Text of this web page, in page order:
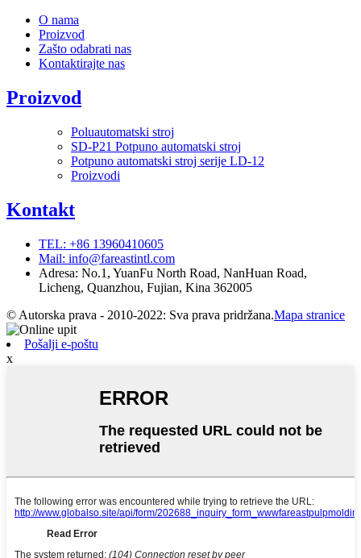
O nama
Proizvod
Zašto odabrati nas
Kontaktirajte nas
Proizvod
Poluautomatski stroj
SD-P21 Potpuno automatski stroj
Potpuno automatski stroj serije LD-12
Proizvodi
Kontakt
TEL: +86 13960410605
Mail: info@fareastintl.com
Adresa: No.1, YuanFu North Road, NanHuan Road,
Licheng, Quanzhou, Fujian, Kina 362005
© Autorska prava - 2010-2022: Sva prava pridržana.Mapa stranice
Pošalji e-poštu
x